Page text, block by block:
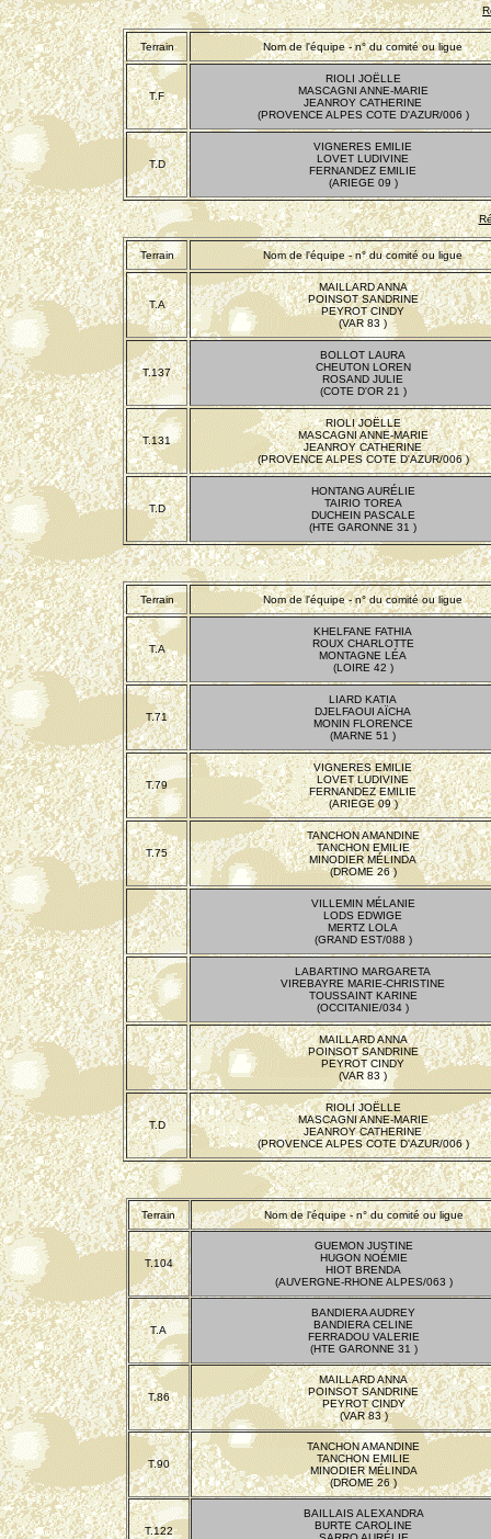
Terrain Nom de l'équipe - n° du comité ou ligue
T.F
RIOLI JOËLLE
MASCAGNI ANNE-MARIE
JEANROY CATHERINE
(PROVENCE ALPES COTE D'AZUR/006 )
T.D
VIGNERES EMILIE
LOVET LUDIVINE
FERNANDEZ EMILIE
(ARIEGE 09 )
Terrain Nom de l'équipe - n° du comité ou ligue
T.A
MAILLARD ANNA
POINSOT SANDRINE
PEYROT CINDY
(VAR 83 )
T.137
BOLLOT LAURA
CHEUTON LOREN
ROSAND JULIE
(COTE D'OR 21 )
T.131
RIOLI JOËLLE
MASCAGNI ANNE-MARIE
JEANROY CATHERINE
(PROVENCE ALPES COTE D'AZUR/006 )
T.D
HONTANG AURÉLIE
TAIRIO TOREA
DUCHEIN PASCALE
(HTE GARONNE 31 )
Terrain Nom de l'équipe - n° du comité ou ligue
T.A
KHELFANE FATHIA
ROUX CHARLOTTE
MONTAGNE LÉA
(LOIRE 42 )
T.71
LIARD KATIA
DJELFAOUI AÏCHA
MONIN FLORENCE
(MARNE 51 )
T.79
VIGNERES EMILIE
LOVET LUDIVINE
FERNANDEZ EMILIE
(ARIEGE 09 )
T.75
TANCHON AMANDINE
TANCHON EMILIE
MINODIER MÉLINDA
(DROME 26 )
VILLEMIN MÉLANIE
LODS EDWIGE
MERTZ LOLA
(GRAND EST/088 )
LABARTINO MARGARETA
VIREBAYRE MARIE-CHRISTINE
TOUSSAINT KARINE
(OCCITANIE/034 )
MAILLARD ANNA
POINSOT SANDRINE
PEYROT CINDY
(VAR 83 )
T.D
RIOLI JOËLLE
MASCAGNI ANNE-MARIE
JEANROY CATHERINE
(PROVENCE ALPES COTE D'AZUR/006 )
Terrain Nom de l'équipe - n° du comité ou ligue
T.104
GUEMON JUSTINE
HUGON NOÉMIE
HIOT BRENDA
(AUVERGNE-RHONE ALPES/063 )
T.A
BANDIERA AUDREY
BANDIERA CELINE
FERRADOU VALERIE
(HTE GARONNE 31 )
T.86
MAILLARD ANNA
POINSOT SANDRINE
PEYROT CINDY
(VAR 83 )
T.90
TANCHON AMANDINE
TANCHON EMILIE
MINODIER MÉLINDA
(DROME 26 )
T.122
BAILLAIS ALEXANDRA
BURTE CAROLINE